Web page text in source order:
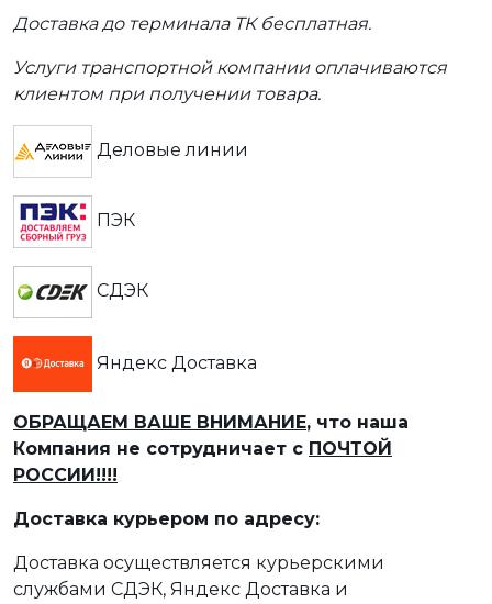
Доставка до терминала ТК бесплатная.
Услуги транспортной компании оплачиваются
клиентом при получении товара.
Деловые линии
ПЭК
СДЭК
Яндекс Доставка
ОБРАЩАЕМ ВАШЕ ВНИМАНИЕ, что наша
Компания не сотрудничает с ПОЧТОЙ
РОССИИ!!!!
Доставка курьером по адресу:
Доставка осуществляется курьерскими
службами СДЭК, Яндекс Доставка и